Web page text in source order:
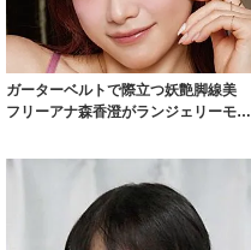
ガーターベルトで際立つ妖艶脚線美
フリーアナ森香澄がランジェリーモデ